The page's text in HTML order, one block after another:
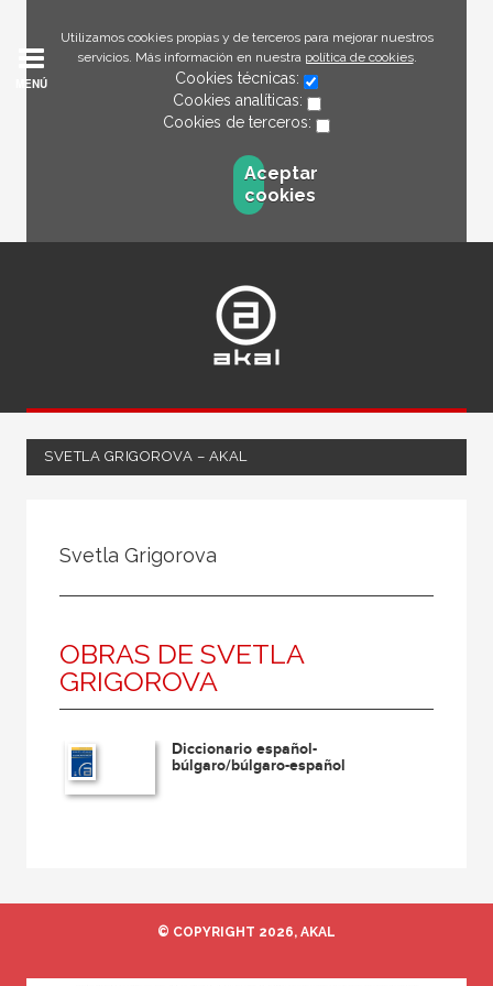
Utilizamos cookies propias y de terceros para mejorar nuestros
servicios. Más información en nuestra política de cookies.
Cookies técnicas:
Cookies analíticas:
Cookies de terceros:
Aceptar
cookies
MENÚ
SVETLA GRIGOROVA – AKAL
Coordinador
Editor
Escritor
Escritora
Svetla Grigorova
OBRAS DE SVETLA
GRIGOROVA
Diccionario español-
búlgaro/búlgaro-español
© COPYRIGHT 2026, AKAL